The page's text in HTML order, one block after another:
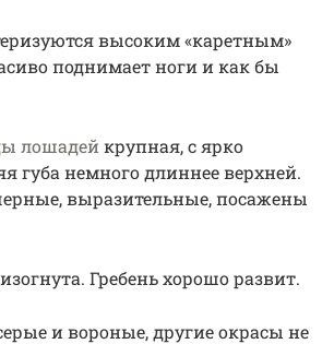
высоким «каретным»
поднимает ноги и как бы
лошадей крупная, с ярко
немного длиннее верхней.
выразительные, посажены
Гребень хорошо развит.
и вороные, другие окрасы не